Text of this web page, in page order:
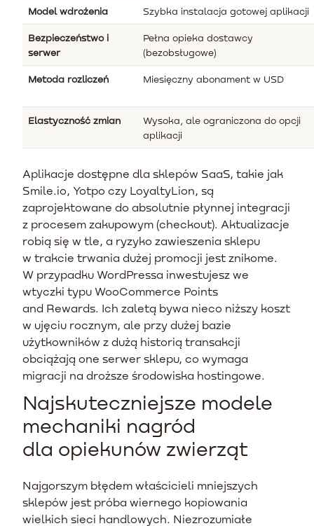
Model wdrożenia Szybka instalacja gotowej aplikacji
Bezpieczeństwo i
serwer
Pełna opieka dostawcy
(bezobsługowe)
Metoda rozliczeń Miesięczny abonament w USD
Elastyczność zmian
Wysoka, ale ograniczona do opcji
aplikacji
Aplikacje dostępne dla sklepów SaaS, takie jak
Smile.io, Yotpo czy LoyaltyLion, są
zaprojektowane do absolutnie płynnej integracji
z procesem zakupowym (checkout). Aktualizacje
robią się w tle, a ryzyko zawieszenia sklepu
w trakcie trwania dużej promocji jest znikome.
W przypadku WordPressa inwestujesz we
wtyczki typu WooCommerce Points
and Rewards. Ich zaletą bywa nieco niższy koszt
w ujęciu rocznym, ale przy dużej bazie
użytkowników z dużą historią transakcji
obciążają one serwer sklepu, co wymaga
migracji na droższe środowiska hostingowe.
Najskuteczniejsze modele
mechaniki nagród
dla opiekunów zwierząt
Najgorszym błędem właścicieli mniejszych
sklepów jest próba wiernego kopiowania
wielkich sieci handlowych. Niezrozumiałe